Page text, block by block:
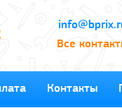
Все
Контакты